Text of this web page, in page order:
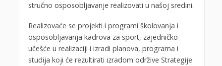
stručno osposobljavanje realizovati u našoj sredini.
Realizovaće se projekti i programi školovanja i
osposobljavanja kadrova za sport, zajedničko
učešće u realizaciji i izradi planova, programa i
studija koji će rezultirati izradom održive Strategije